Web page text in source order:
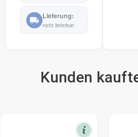
nicht lieferbar
Kunden